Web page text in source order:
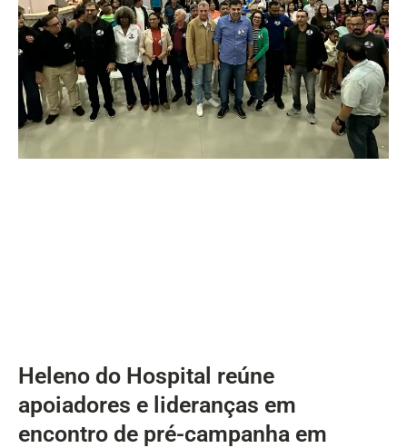
Heleno do Hospital reúne
apoiadores e lideranças em
encontro de pré-campanha em